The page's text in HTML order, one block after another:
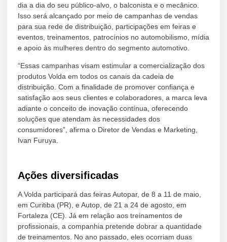
dia a dia do seu público-alvo, o balconista e o mecânico.
Isso será alcançado por meio de campanhas de vendas
para sua rede de distribuição, participações em feiras e
eventos, treinamentos, patrocínios no automobilismo, mídia
e apoio às mulheres dentro do segmento automotivo.
“Essas campanhas visam estimular a comercialização dos
produtos Volda em todos os canais da cadeia de
distribuição. Com a finalidade de promover confiança e
satisfação aos seus clientes e colaboradores, a marca leva
adiante o conceito de inovação contínua, oferecendo
soluções que atendam às necessidades dos
consumidores”, afirma o Diretor de Vendas e Marketing,
Ivan Furuya.
Ações diversificadas
A Volda participará das feiras Autopar, de 8 a 11 de maio,
em Curitiba (PR), e Autop, de 21 a 24 de agosto, em
Fortaleza (CE). Já em relação aos treinamentos de
profissionais, a companhia pretende dobrar a quantidade
de treinamentos. No ano passado, eles ocorriam duas